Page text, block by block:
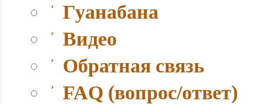
Гуанабана
Видео
Обратная связь
FAQ (вопрос/ответ)